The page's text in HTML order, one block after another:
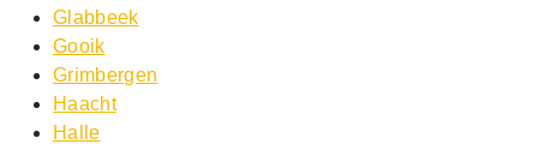
Glabbeek
Gooik
Grimbergen
Haacht
Halle